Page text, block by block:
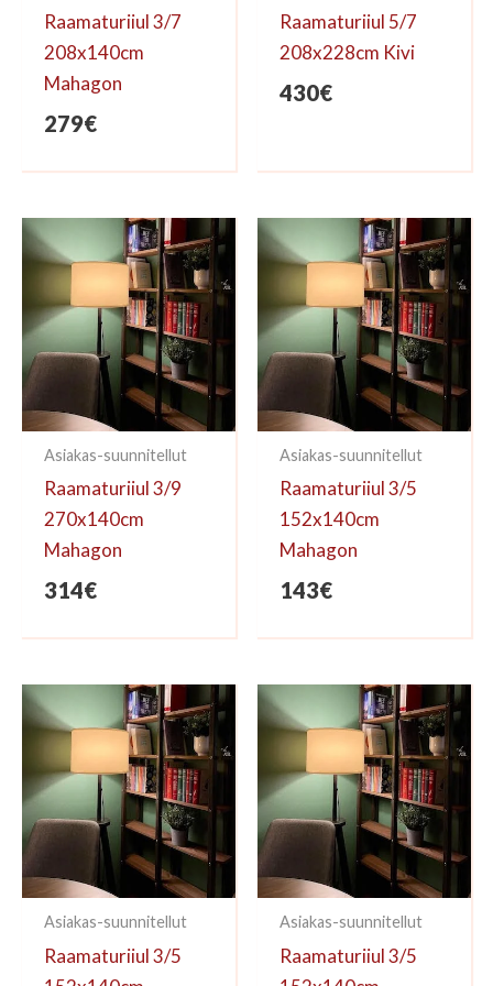
Raamaturiiul 3/7
208x140cm
Mahagon
279€
Raamaturiiul 5/7
208x228cm Kivi
430€
Asiakas-suunnitellut
Raamaturiiul 3/9
270x140cm
Mahagon
314€
Asiakas-suunnitellut
Raamaturiiul 3/5
152x140cm
Mahagon
143€
Asiakas-suunnitellut
Raamaturiiul 3/5
Asiakas-suunnitellut
Raamaturiiul 3/5